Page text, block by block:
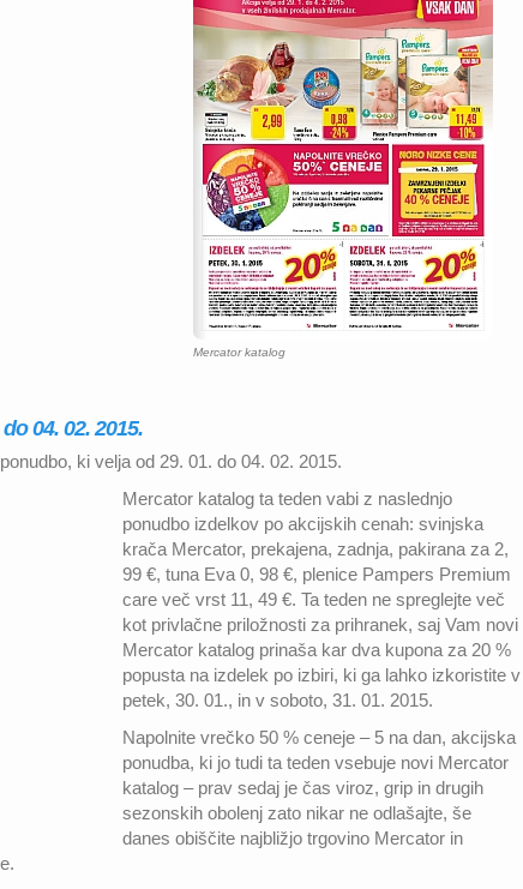
Mercator katalog
04. 02. 2015.
ki velja od 29. 01. do 04. 02. 2015.
Mercator katalog ta teden vabi z naslednjo
ponudbo izdelkov po akcijskih cenah: svinjska
krača Mercator, prekajena, zadnja, pakirana za 2,
99 €, tuna Eva 0, 98 €, plenice Pampers Premium
care več vrst 11, 49 €. Ta teden ne spreglejte več
kot privlačne priložnosti za prihranek, saj Vam novi
Mercator katalog prinaša kar dva kupona za 20 %
popusta na izdelek po izbiri, ki ga lahko izkoristite v
petek, 30. 01., in v soboto, 31. 01. 2015.
Napolnite vrečko 50 % ceneje – 5 na dan, akcijska
ponudba, ki jo tudi ta teden vsebuje novi Mercator
katalog – prav sedaj je čas viroz, grip in drugih
sezonskih obolenj zato nikar ne odlašajte, še
danes obiščite najbližjo trgovino Mercator in